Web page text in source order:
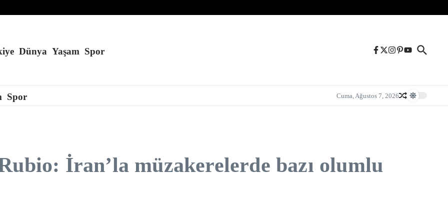
Dünya Yaşam Spor
Spor Cuma, Ağustos 7, 2026
İran’la müzakerelerde bazı olumlu